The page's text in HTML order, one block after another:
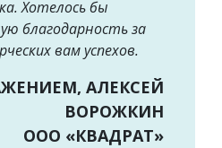
Хотелось бы
благодарность за
вам успехов.
АЛЕКСЕЙ
ВОРОЖКИН
ООО «КВАДРАТ»